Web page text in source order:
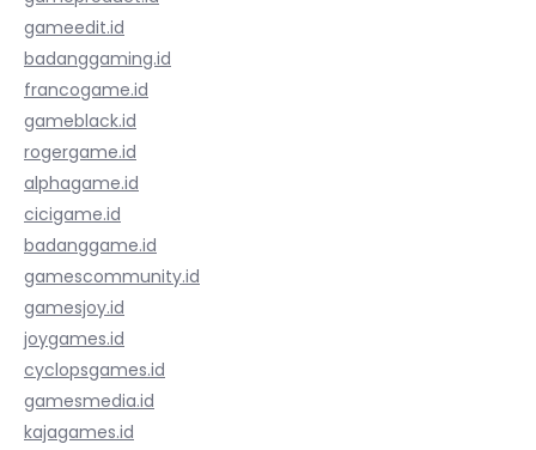
gameedit.id
badanggaming.id
francogame.id
gameblack.id
rogergame.id
alphagame.id
cicigame.id
badanggame.id
gamescommunity.id
gamesjoy.id
joygames.id
cyclopsgames.id
gamesmedia.id
kajagames.id